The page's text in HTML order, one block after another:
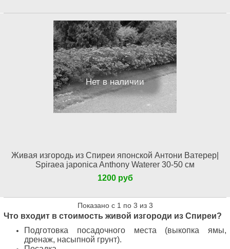
Нет в наличии
Живая изгородь из Спиреи японской Антони Ватерер|
Spiraea japonica Anthony Waterer 30-50 см
1200 руб
Показано с 1 по 3 из 3
Что входит в стоимость живой изгороди из Спиреи?
Подготовка посадочного места (выкопка ямы,
дренаж, насыпной грунт).